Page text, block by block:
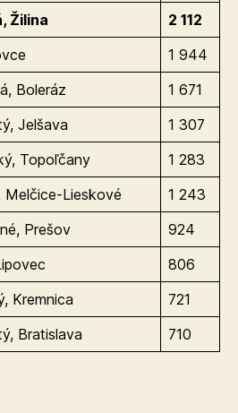
Žilina
2 112
1 944
Boleráz
1 671
Jelšava
1 307
Topoľčany
1 283
Melčice-Lieskové
1 243
Prešov
924
806
Kremnica
721
Bratislava 710